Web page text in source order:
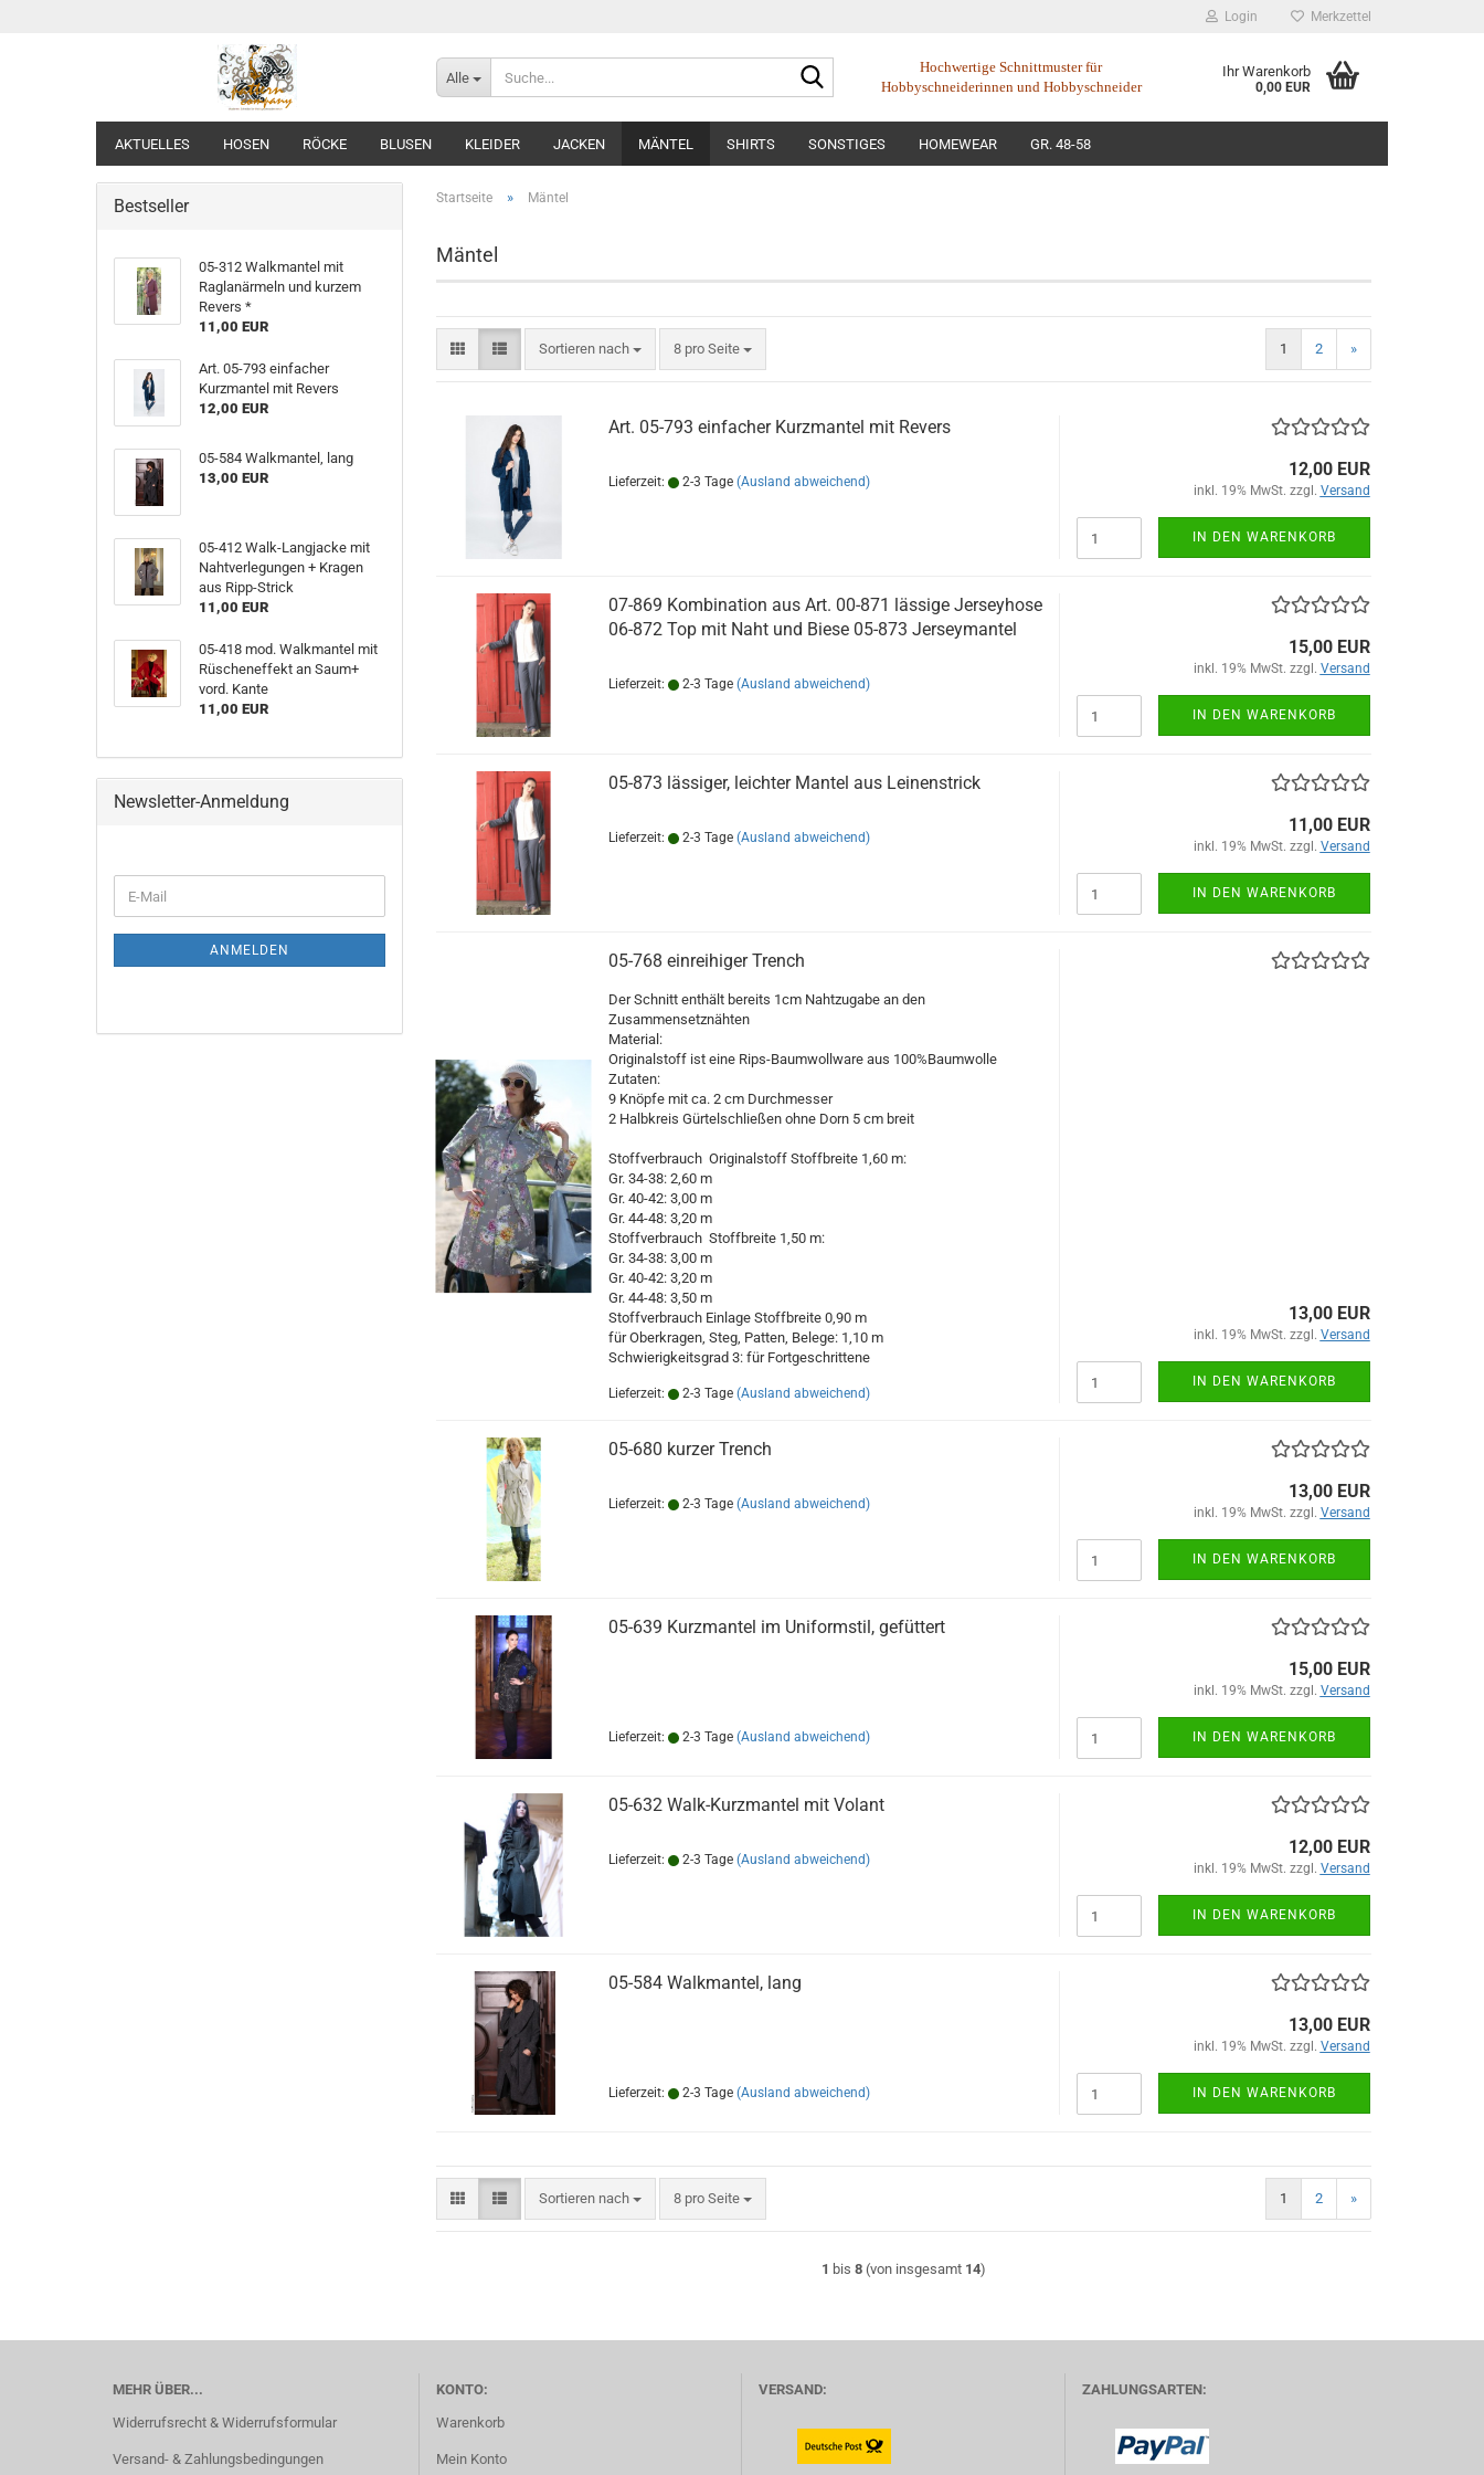
Login Merkzettel
Alle
Hochwertige Schnittmuster für
Hobbyschneiderinnen und Hobbyschneider
Ihr Warenkorb
0,00 EUR
AKTUELLES HOSEN RÖCKE BLUSEN KLEIDER JACKEN MÄNTEL SHIRTS SONSTIGES HOMEWEAR GR. 48-58
Startseite » Mäntel
Mäntel
Sortieren nach
Sortieren nach 8 pro Seite
pro Seite 1 2 »
Art. 05-793 einfacher Kurzmantel mit Revers
Lieferzeit: 2-3 Tage (Ausland abweichend)
12,00 EUR
inkl. 19% MwSt. zzgl. Versand
IN DEN WARENKORB
07-869 Kombination aus Art. 00-871 lässige Jerseyhose
06-872 Top mit Naht und Biese 05-873 Jerseymantel
Lieferzeit: 2-3 Tage (Ausland abweichend)
15,00 EUR
inkl. 19% MwSt. zzgl. Versand
IN DEN WARENKORB
05-873 lässiger, leichter Mantel aus Leinenstrick
Lieferzeit: 2-3 Tage (Ausland abweichend)
11,00 EUR
inkl. 19% MwSt. zzgl. Versand
IN DEN WARENKORB
05-768 einreihiger Trench
Der Schnitt enthält bereits 1cm Nahtzugabe an den
Zusammensetznähten
Material:
Originalstoff ist eine Rips-Baumwollware aus 100%Baumwolle
Zutaten:
9 Knöpfe mit ca. 2 cm Durchmesser
2 Halbkreis Gürtelschließen ohne Dorn 5 cm breit
Stoffverbrauch Originalstoff Stoffbreite 1,60 m:
Gr. 34-38: 2,60 m
Gr. 40-42: 3,00 m
Gr. 44-48: 3,20 m
Stoffverbrauch Stoffbreite 1,50 m:
Gr. 34-38: 3,00 m
Gr. 40-42: 3,20 m
Gr. 44-48: 3,50 m
Stoffverbrauch Einlage Stoffbreite 0,90 m
für Oberkragen, Steg, Patten, Belege: 1,10 m
Schwierigkeitsgrad 3: für Fortgeschrittene
Lieferzeit: 2-3 Tage (Ausland abweichend)
13,00 EUR
inkl. 19% MwSt. zzgl. Versand
IN DEN WARENKORB
05-680 kurzer Trench
Lieferzeit: 2-3 Tage (Ausland abweichend)
13,00 EUR
inkl. 19% MwSt. zzgl. Versand
IN DEN WARENKORB
05-639 Kurzmantel im Uniformstil, gefüttert
Lieferzeit: 2-3 Tage (Ausland abweichend)
15,00 EUR
inkl. 19% MwSt. zzgl. Versand
IN DEN WARENKORB
05-632 Walk-Kurzmantel mit Volant
Lieferzeit: 2-3 Tage (Ausland abweichend)
12,00 EUR
inkl. 19% MwSt. zzgl. Versand
IN DEN WARENKORB
05-584 Walkmantel, lang
Lieferzeit: 2-3 Tage (Ausland abweichend)
13,00 EUR
inkl. 19% MwSt. zzgl. Versand
IN DEN WARENKORB
Sortieren nach
Sortieren nach 8 pro Seite
pro Seite 1 2 »
1 bis 8(von insgesamt 14)
Bestseller
05-312 Walkmantel mit
Raglanärmeln und kurzem
Revers *
11,00 EUR
Art. 05-793 einfacher
Kurzmantel mit Revers
12,00 EUR
05-584 Walkmantel, lang
13,00 EUR
05-412 Walk-Langjacke mit
Nahtverlegungen + Kragen
aus Ripp-Strick
11,00 EUR
05-418 mod. Walkmantel mit
Rüscheneffekt an Saum+
vord. Kante
11,00 EUR
Newsletter-Anmeldung
ZUR
E-
Mail
ANMELDEN
MEHR ÜBER...
Widerrufsrecht & Widerrufsformular
Versand- & Zahlungsbedingungen
KONTO:
Warenkorb
Mein Konto
VERSAND: ZAHLUNGSARTEN: